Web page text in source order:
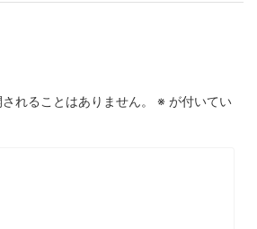
れることはありません。 ※ が付いてい